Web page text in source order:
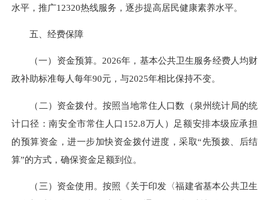
水平，推广12320热线服务，逐步提高居民健康素养水平。
五、经费保障
（一）资金预算。2026年，基本公共卫生服务经费人均财
政补助标准每人每年90元，与2025年相比保持不变。
（二）资金拨付。按照当地常住人口数（泉州统计局的统
计口径：南安全市常住人口152.8万人）足额安排本级应承担
的预算资金，进一步加快资金拨付进度，采取“先预拨、后结
算”的方式，确保资金足额到位。
（三）资金使用。按照《关于印发〈福建省基本公共卫生